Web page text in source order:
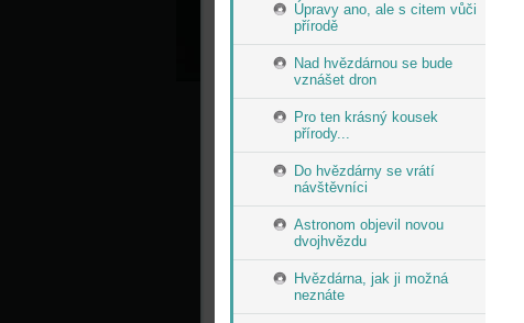
Úpravy ano, ale s citem vůči
přírodě
Nad hvězdárnou se bude
vznášet dron
Pro ten krásný kousek
přírody...
Do hvězdárny se vrátí
návštěvníci
Astronom objevil novou
dvojhvězdu
Hvězdárna, jak ji možná
neznáte